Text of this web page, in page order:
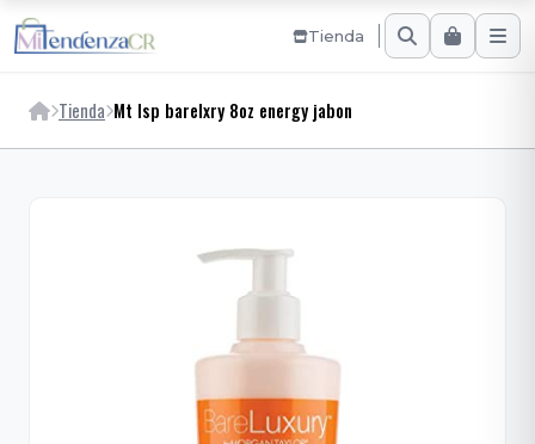
Tienda
Tienda Mt Isp barelxry 8oz energy jabon